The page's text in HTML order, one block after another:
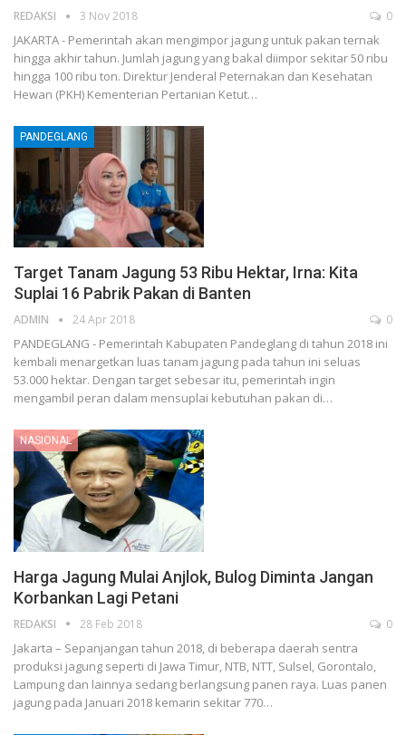
REDAKSI 3 Nov 2018 0
JAKARTA - Pemerintah akan mengimpor jagung untuk pakan ternak
hingga akhir tahun. Jumlah jagung yang bakal diimpor sekitar 50 ribu
hingga 100 ribu ton. Direktur Jenderal Peternakan dan Kesehatan
Hewan (PKH) Kementerian Pertanian Ketut…
PANDEGLANG
Target Tanam Jagung 53 Ribu Hektar, Irna: Kita
Suplai 16 Pabrik Pakan di Banten
ADMIN 24 Apr 2018 0
PANDEGLANG - Pemerintah Kabupaten Pandeglang di tahun 2018 ini
kembali menargetkan luas tanam jagung pada tahun ini seluas
53.000 hektar. Dengan target sebesar itu, pemerintah ingin
mengambil peran dalam mensuplai kebutuhan pakan di…
NASIONAL
Harga Jagung Mulai Anjlok, Bulog Diminta Jangan
Korbankan Lagi Petani
REDAKSI 28 Feb 2018 0
Jakarta – Sepanjangan tahun 2018, di beberapa daerah sentra
produksi jagung seperti di Jawa Timur, NTB, NTT, Sulsel, Gorontalo,
Lampung dan lainnya sedang berlangsung panen raya. Luas panen
jagung pada Januari 2018 kemarin sekitar 770…